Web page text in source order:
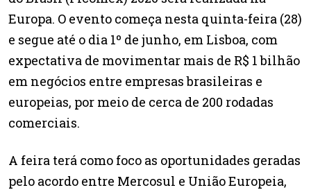
Europa. O evento começa nesta quinta-feira (28)
e segue até o dia 1º de junho, em Lisboa, com
expectativa de movimentar mais de R$ 1 bilhão
em negócios entre empresas brasileiras e
europeias, por meio de cerca de 200 rodadas
comerciais.
A feira terá como foco as oportunidades geradas
pelo acordo entre Mercosul e União Europeia,